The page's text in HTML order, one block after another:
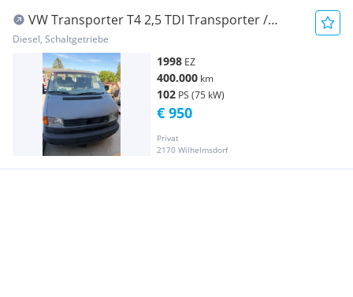
VW Transporter T4 2,5 TDI Transporter /
Kastenwagen
Diesel, Schaltgetriebe
1998 EZ
400.000 km
102 PS (75 kW)
Privat
2170 Wilhelmsdorf
€ 950